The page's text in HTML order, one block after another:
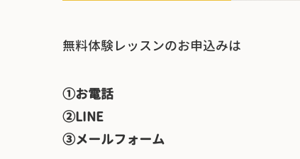
無料体験レッスンのお申込みは
①お電話
②LINE
③メールフォーム